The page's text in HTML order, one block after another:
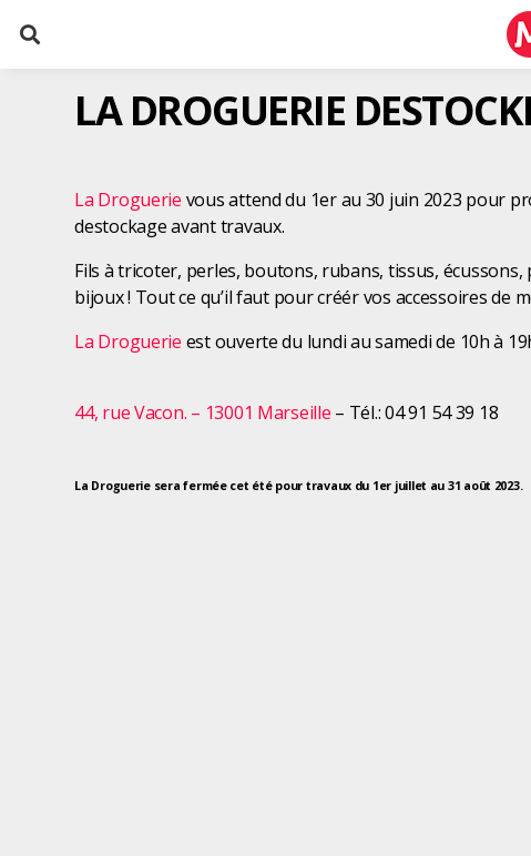
LA DROGUERIE
La Droguerie vous attend du 1er au 30 juin 2023 pour
destockage avant travaux.
Fils à tricoter, perles, boutons, rubans, tissus,
bijoux ! Tout ce qu’il faut pour créér vos accessoires de
La Droguerie est ouverte du lundi au samedi de 10h à
44, rue Vacon. – 13001 Marseille – Tél.: 04 91 54 39 18
La Droguerie sera fermée cet été pour travaux du 1er juillet au 31 août 2023.